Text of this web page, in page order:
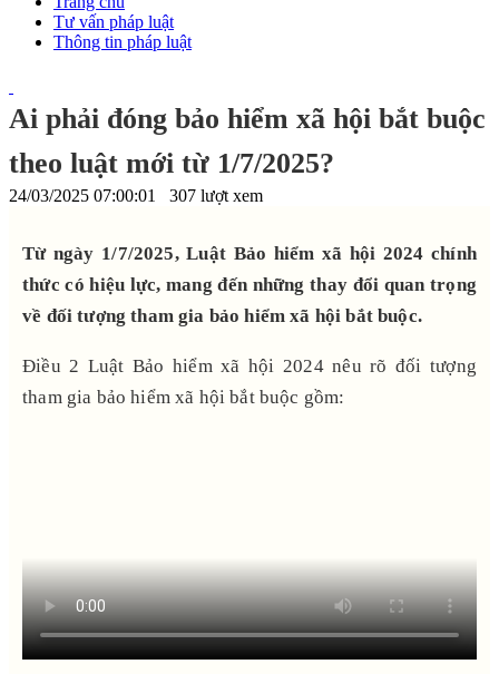
Tư vấn pháp luật
Thông tin pháp luật
Ai phải đóng bảo hiểm xã hội bắt buộc
theo luật mới từ 1/7/2025?
24/03/2025 07:00:01 307 lượt xem
Từ ngày 1/7/2025, Luật Bảo hiểm xã hội 2024 chính
thức có hiệu lực, mang đến những thay đổi quan trọng
về đối tượng tham gia bảo hiểm xã hội bắt buộc.
Điều 2 Luật Bảo hiểm xã hội 2024 nêu rõ đối tượng
tham gia bảo hiểm xã hội bắt buộc gồm: